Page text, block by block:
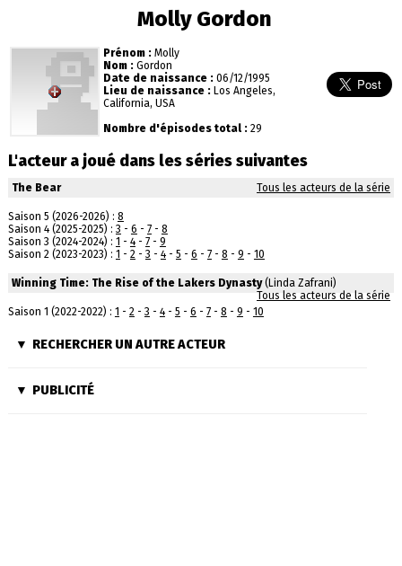
Molly Gordon
Prénom : Molly
Nom : Gordon
Date de naissance : 06/12/1995
Lieu de naissance : Los Angeles,
California, USA
Nombre d'épisodes total : 29
L'acteur a joué dans les séries suivantes
The Bear Tous les acteurs de la série
Saison 5 (2026-2026) : 8
Saison 4 (2025-2025) : 3 - 6 - 7- 8
Saison 3 (2024-2024) : 1 - 4- 7- 9
Saison 2 (2023-2023) : 1 - 2- 3 - 4- 5 - 6 - 7- 8 - 9 - 10
Winning Time: The Rise of the Lakers Dynasty(Linda Zafrani)
Tous les acteurs de la série
Saison 1 (2022-2022) : 1 - 2- 3 - 4- 5 - 6 - 7- 8 - 9 - 10
RECHERCHER UN AUTRE ACTEUR
PUBLICITÉ